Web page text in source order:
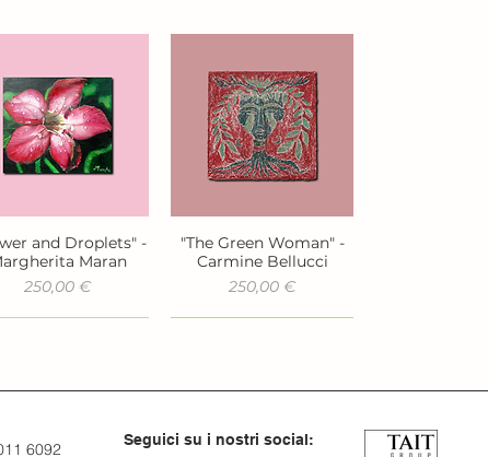
Vista rapida
and Droplets" -
Maran
Prezzo
250,00 €
Vista rapida
"The Green Woman" -
Carmine Bellucci
Prezzo
250,00 €
6092 Seguici su i nostri social: